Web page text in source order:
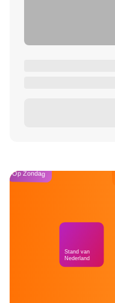
Op Zondag
Stand van
Nederland